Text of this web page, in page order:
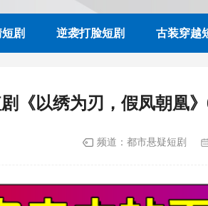
剧 逆袭打脸短剧 古装穿越
《以绣为刃，假凤朝凰
频道： 都市悬疑短剧